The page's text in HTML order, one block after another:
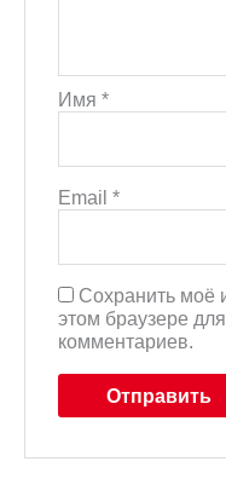
Имя*
Email*
Сохранить моё
этом браузере
комментариев.